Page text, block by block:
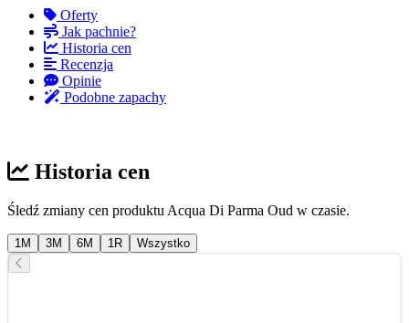
Oferty
Jak pachnie?
Historia cen
Recenzja
Opinie
Podobne zapachy
Historia cen
Śledź zmiany cen produktu Acqua Di Parma Oud w czasie.
1M 3M 6M 1R Wszystko